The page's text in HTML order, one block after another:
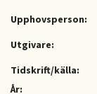
Upphovsperson:
Utgivare:
Tidskrift/källa:
År: